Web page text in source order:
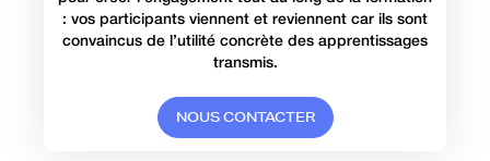
: vos participants viennent et reviennent car ils sont
convaincus de l’utilité concrète des apprentissages
transmis.
NOUS CONTACTER